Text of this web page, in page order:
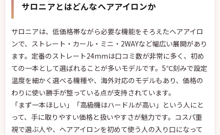
サロニアとはどんなヘアアイロンか
サロニアは、低価格帯ながら必要な機能をそろえたヘアアイロ
ンで、ストレート・カール・ミニ・2WAYなど幅広い展開があり
ます。定番のストレート24mmは口コミ数が非常に多く、初め
ての一本として選ばれることが多いモデルです。5℃刻みで設定
温度を細かく選べる機種や、海外対応のモデルもあり、価格の
わりに使い勝手が整っている点が支持されています。
「まず一本ほしい」「高級機はハードルが高い」という人にと
って、手に取りやすい価格と扱いやすさが魅力です。コスパ重
視で選ぶ人や、ヘアアイロンを初めて使う人の入り口になって